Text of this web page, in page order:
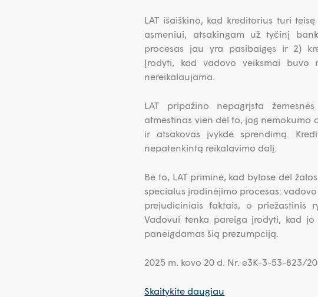
LAT išaiškino, kad kreditorius turi
asmeniui, atsakingam už tyčinį
procesas jau yra pasibaigęs ir 2)
Įrodyti, kad vadovo veiksmai buvo
nereikalaujama.
LAT pripažino nepagrįsta
atmestinas vien dėl to, jog nemokumo
ir atsakovas įvykdė sprendimą.
nepatenkintą reikalavimo dalį.
Be to, LAT priminė, kad bylose dėl
specialus įrodinėjimo procesas:
prejudiciniais faktais, o priežastinis
Vadovui tenka pareiga įrodyti, kad
paneigdamas šią prezumpciją.
2025 m. kovo 20 d. Nr. e3K-3-53-823/
Skaitykite daugiau